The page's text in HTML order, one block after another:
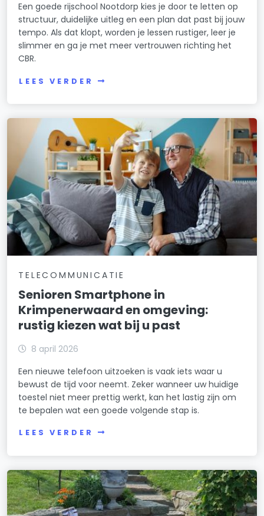
Een goede rijschool Nootdorp kies je door te letten op
structuur, duidelijke uitleg en een plan dat past bij jouw
tempo. Als dat klopt, worden je lessen rustiger, leer je
slimmer en ga je met meer vertrouwen richting het
CBR.
LEES VERDER
TELECOMMUNICATIE
Senioren Smartphone in
Krimpenerwaard en omgeving:
rustig kiezen wat bij u past
8 april 2026
Een nieuwe telefoon uitzoeken is vaak iets waar u
bewust de tijd voor neemt. Zeker wanneer uw huidige
toestel niet meer prettig werkt, kan het lastig zijn om
te bepalen wat een goede volgende stap is.
LEES VERDER